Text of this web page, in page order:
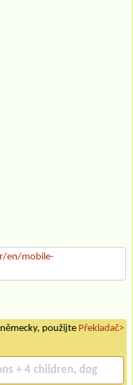
en/mobile-
použijte Překladač>